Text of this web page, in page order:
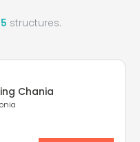
5 structures.
Chania